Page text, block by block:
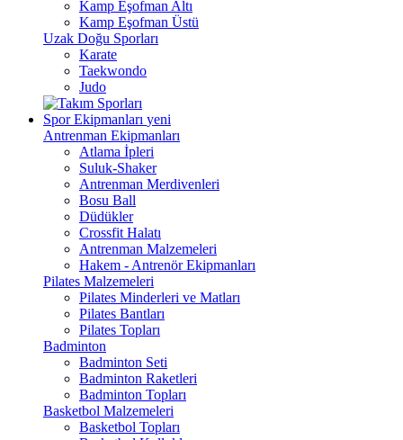
Kamp Eşofman Altı
Kamp Eşofman Üstü
Uzak Doğu Sporları
Karate
Taekwondo
Judo
Spor Ekipmanları yeni
Antrenman Ekipmanları
Atlama İpleri
Suluk-Shaker
Antrenman Merdivenleri
Bosu Ball
Düdükler
Crossfit Halatı
Antrenman Malzemeleri
Hakem - Antrenör Ekipmanları
Pilates Malzemeleri
Pilates Minderleri ve Matları
Pilates Bantları
Pilates Topları
Badminton
Badminton Seti
Badminton Raketleri
Badminton Topları
Basketbol Malzemeleri
Basketbol Topları